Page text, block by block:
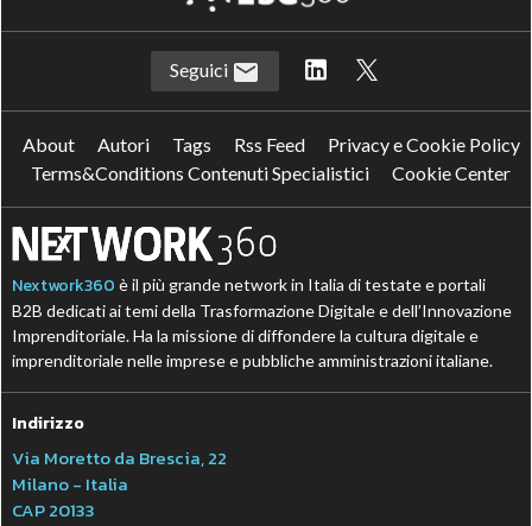
Seguici
About Autori Tags Rss Feed
Privacy e Cookie Policy
Terms&Conditions Contenuti Specialistici
Cookie Center
Nextwork360 è il più grande network in Italia di testate e portali
B2B dedicati ai temi della Trasformazione Digitale e dell’Innovazione
Imprenditoriale. Ha la missione di diffondere la cultura digitale e
imprenditoriale nelle imprese e pubbliche amministrazioni italiane.
Indirizzo
Via Moretto da Brescia, 22
Milano - Italia
CAP 20133